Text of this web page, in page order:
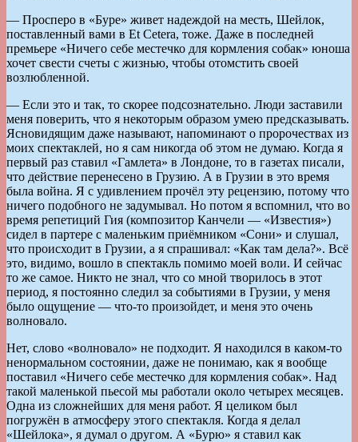
— Просперо в «Буре» живет надеждой на месть, Шейлок,
поставленный вами в Et Сetera, тоже. Даже в последней
премьере «Ничего себе местечко для кормления собак» юноша
хочет свести счеты с жизнью, чтобы отомстить своей
возлюбленной.
— Если это и так, то скорее подсознательно. Люди заставили
меня поверить, что я некоторым образом умею предсказывать.
Ясновидящим даже называют, напоминают о пророчествах из
моих спектаклей, но я сам никогда об этом не думаю. Когда я
первый раз ставил «Гамлета» в Лондоне, то в газетах писали,
что действие перенесено в Грузию. А в Грузии в это время
была война. Я с удивлением прочёл эту рецензию, потому что
ничего подобного не задумывал. Но потом я вспомнил, что во
время репетиций Гия (композитор Канчели — «Известия»)
сидел в партере с маленьким приёмником «Сони» и слушал,
что происходит в Грузии, а я спрашивал: «Как там дела?». Всё
это, видимо, вошло в спектакль помимо моей воли. И сейчас
то же самое. Никто не знал, что со мной творилось в этот
период, я постоянно следил за событиями в Грузии, у меня
было ощущение — что-то произойдет, и меня это очень
волновало.
Нет, слово «волновало» не подходит. Я находился в каком-то
ненормальном состоянии, даже не понимаю, как я вообще
поставил «Ничего себе местечко для кормления собак». Над
такой маленькой пьесой мы работали около четырех месяцев.
Одна из сложнейших для меня работ. Я целиком был
погружён в атмосферу этого спектакля. Когда я делал
«Шейлока», я думал о другом. А «Бурю» я ставил как